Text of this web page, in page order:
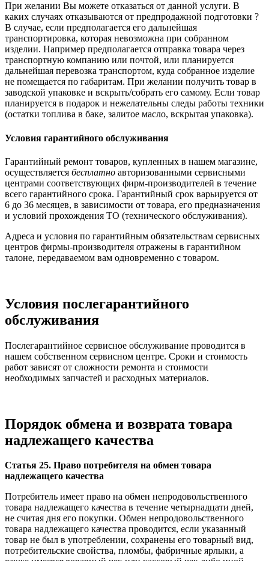
При желании Вы можете отказаться от данной услуги. В
каких случаях отказываются от предпродажной подготовки ?
В случае, если предполагается его дальнейшая
транспортировка, которая невозможна при собранном
изделии. Например предполагается отправка товара через
транспортную компанию или почтой, или планируется
дальнейшая перевозка транспортом, куда собранное изделие
не помещается по габаритам. При желании получить товар в
заводской упаковке и вскрыть/собрать его самому. Если товар
планируется в подарок и нежелательны следы работы техники
(остатки топлива в баке, залитое масло, вскрытая упаковка).
Условия гарантийного обслуживания
Гарантийный ремонт товаров, купленных в нашем магазине,
осуществляется бесплатно авторизованными сервисными
центрами соответствующих фирм-производителей в течение
всего гарантийного срока. Гарантийный срок варьируется от
6 до 36 месяцев, в зависимости от товара, его предназначения
и условий прохождения ТО (технического обслуживания).
Адреса и условия по гарантийным обязательствам сервисных
центров фирмы-производителя отражены в гарантийном
талоне, передаваемом вам одновременно с товаром.
Условия послегарантийного
обслуживания
Послегарантийное сервисное обслуживание проводится в
нашем собственном сервисном центре. Сроки и стоимость
работ зависят от сложности ремонта и стоимости
необходимых запчастей и расходных материалов.
Порядок обмена и возврата товара
надлежащего качества
Статья 25. Право потребителя на обмен товара
надлежащего качества
Потребитель имеет право на обмен непродовольственного
товара надлежащего качества в течение четырнадцати дней,
не считая дня его покупки. Обмен непродовольственного
товара надлежащего качества проводится, если указанный
товар не был в употреблении, сохранены его товарный вид,
потребительские свойства, пломбы, фабричные ярлыки, а